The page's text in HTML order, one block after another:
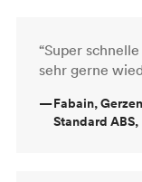
“Super
sehr gerne
—Fabain, Gerzen
Standard ABS,